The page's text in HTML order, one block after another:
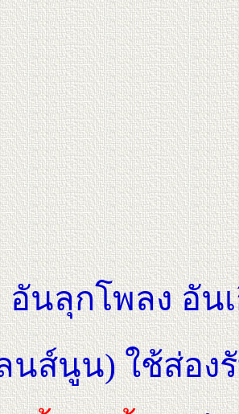
อันลุกโพลง อัน
นส์นูน) ใช้ส่อ